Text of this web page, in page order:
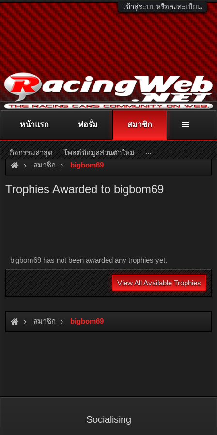
เข้าสู่ระบบหรือลงทะเบียน
ติดต่อลงโฆษณา racingweb@gmail.comหรือโทร. 081-811-1138
หรืออ่านรายละเอียดเพิ่มเติม คลิกที่นี่
สมาชิก bigbom69
Trophies Awarded to bigbom69
bigbom69 has not been awarded any trophies yet.
View All Available Trophies
สมาชิก bigbom69
หน้าแรก ฟอรั่ม สมาชิก
กิจกรรมล่าสุด โพสต์ข้อมูลส่วนตัวใหม่ ...
Socialising